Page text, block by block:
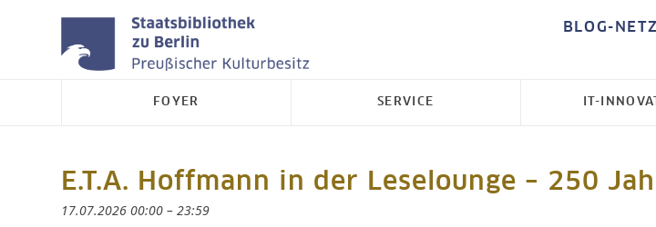
BLOG-
FOYER SERVICE IT-
E.T.A. Hoffmann in der Leselounge – 250
17.07.2026 00:00 – 23:59